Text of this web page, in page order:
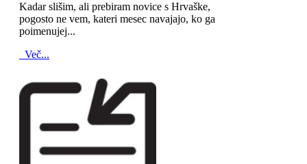
Kadar slišim, ali prebiram novice s Hrvaške,
pogosto ne vem, kateri mesec navajajo, ko ga
poimenujej...
Več...